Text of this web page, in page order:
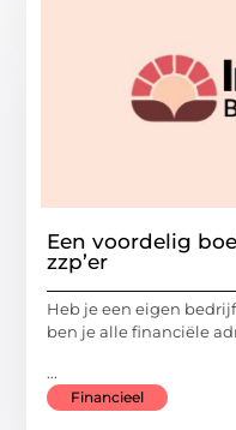
Een voordelig
zzp’er
Heb je een eigen
ben je alle financiële
...
Financieel